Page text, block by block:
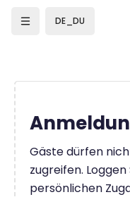
DE_DU
Gäste dürfen
zugreifen.
persönlichen